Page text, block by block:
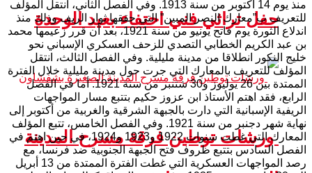
حفل تراثي فني احتفاء بعيد الوحدة
ورشات توطين فرقة مسرح المدينة
منذ يوم 14 أكتوبر من سنة 1913. وفي الفصل الثاني، انتقل المؤلف
للتعريف ب”معارك النصر المبين” التي حققها ثوار الريف وذلك منذ
اندلاع الثورة يوم فاتح يونيو من سنة 1921، بعد أن قرر زعيمها محمد
بن عبد الكريم الخطابي التصدي للزحف العسكري الإسباني نحو
خليج النكور انطلاقا من مدينة مليلية. وفي الفصل الثالث، انتقل
المؤلف للتعريف بالمعارك التي جرت حول مدينة مليلية خلال الفترة
الممتدة بين 26 يوليوز و30 شتنبر من سنة 1921. أما في الفصل
الرابع، فقد اهتم الأستاذ ابن عزوز حكيم بتتبع مسار المواجهات
الريفية الإسبانية التي دارت بالجبهة الشرقية والغربية من أكتوبر إلى
نهاية شهر دجنبر من سنة 1921. وفي الفصل الخامس، تتبع المؤلف
المعارك التي غطت سنوات 1922 و1923 و1924، في حين اهتم في
الفصل السادس بتتبع ظروف فتح الجبهة الجنوبية ضد فرنسا، مع
رصد المواجهات العسكرية التي غطت الفترة الممتدة من 13 أبريل